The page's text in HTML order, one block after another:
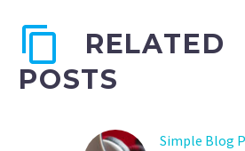
RELATED
POSTS
Simple Blog